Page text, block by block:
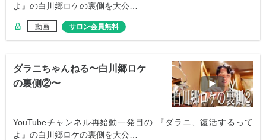
よ』の白川郷ロケの裏側を大公…
動画 サロン会員無料
ダラニちゃんねる〜白川郷ロケ
の裏側②〜
YouTubeチャンネル再始動一発目の 『ダラニ、復活するって
よ』の白川郷ロケの裏側を大公…